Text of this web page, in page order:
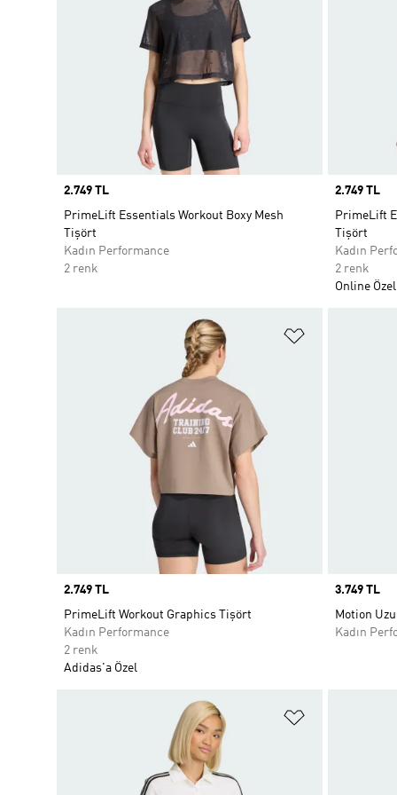
Price
2.749 TL
PrimeLift Essentials Workout Boxy Mesh
Tişört
Kadın Performance
2 renk
Price
2.749 TL
PrimeLift
Tişört
Kadın
2 renk
Online Özel
Price
2.749 TL
PrimeLift Workout Graphics Tişört
Kadın Performance
2 renk
Adidas'a Özel
Price
3.749 TL
Motion
Kadın